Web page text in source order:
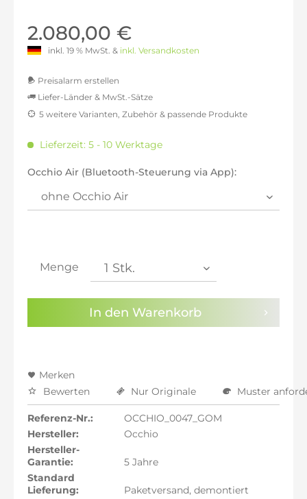
2.080,00 €
inkl. 19 % MwSt. & inkl. Versandkosten
Preisalarm erstellen
Liefer-Länder & MwSt.-Sätze
inkl. 16% MwSt.: 2.027,56 €
inkl. 20% MwSt.: 2.097,48 €
inkl. 21% MwSt.: 2.114,96 €
inkl. 21% MwSt.: 2.114,96 €
inkl. 21% MwSt.: 2.114,96 €
5 weitere Varianten, Zubehör & passende Produkte
Lieferzeit: 5 - 10 Werktage
Occhio Air (Bluetooth-Steuerung via App):
Menge
In den Warenkorb
Merken
Bewerten
Nur Originale Muster
Referenz-Nr.:
OCCHIO_0047_GOM
Hersteller:
Occhio
Hersteller-
Garantie:
5 Jahre
Standard
Lieferung:
Paketversand, demontiert